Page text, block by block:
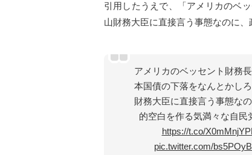
引用したうえで、「アメリカのベ
山財務大臣に直接言う事態なのに
アメリカのベッセント財務
本国債の下落をなんとかし
財務大臣に直接言う事態な
的空白を作る気満々な自民
https://t.co/
pic.twitter.com/